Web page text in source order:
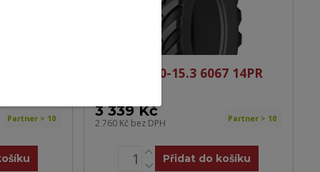
Partner > 10
ATF 11.5/80-15.3 6067 14PR
3 339 Kč
2 760 Kč bez DPH Partner > 10
Přidat do košíku